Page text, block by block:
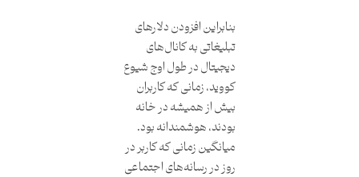
بنابراین افزودن دلارهای
تبلیغاتی به کانال‌های
دیجیتال در طول اوج شیوع
کووید، زمانی که کاربران
بیش از همیشه در خانه
بودند، هوشمندانه بود.
میانگین زمانی که کاربر در
روز در رسانه‌های اجتماعی